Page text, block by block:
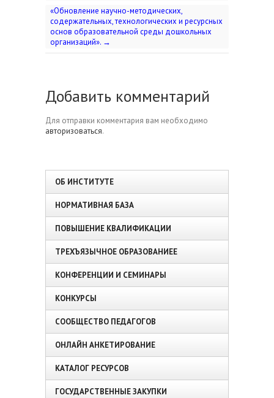
«Обновление научно-методических,
содержательных, технологических и ресурсных
основ образовательной среды дошкольных
организаций». →
Добавить комментарий
Для отправки комментария вам необходимо
авторизоваться.
ОБ ИНСТИТУТЕ
НОРМАТИВНАЯ БАЗА
ПОВЫШЕНИЕ КВАЛИФИКАЦИИ
ТРЕХЪЯЗЫЧНОЕ ОБРАЗОВАНИЕЕ
КОНФЕРЕНЦИИ И СЕМИНАРЫ
КОНКУРСЫ
СООБЩЕСТВО ПЕДАГОГОВ
ОНЛАЙН АНКЕТИРОВАНИЕ
КАТАЛОГ РЕСУРСОВ
ГОСУДАРСТВЕННЫЕ ЗАКУПКИ